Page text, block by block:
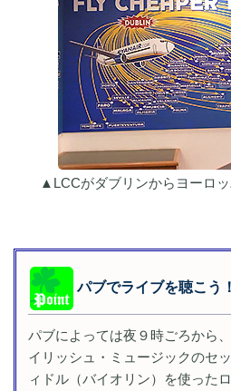
▲LCCがダブリンからヨーロ
パブでライブを聴こう！
パブによっては夜９時ごろから
イリッシュ・ミュージックのセ
ィドル（バイオリン）を使った